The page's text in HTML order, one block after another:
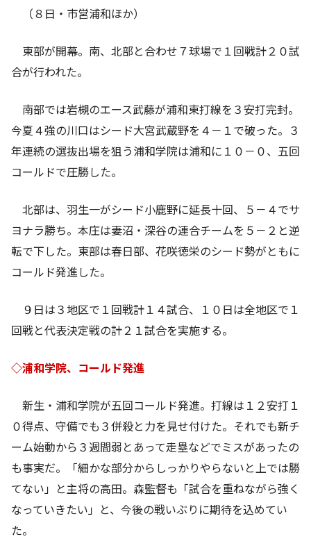
（８日・市営浦和ほか）
東部が開幕。南、北部と合わせ７球場で１回戦計２０試
合が行われた。
南部では岩槻のエース武藤が浦和東打線を３安打完封。
今夏４強の川口はシード大宮武蔵野を４－１で破った。３
年連続の選抜出場を狙う浦和学院は浦和に１０－０、五回
コールドで圧勝した。
北部は、羽生一がシード小鹿野に延長十回、５－４でサ
ヨナラ勝ち。本庄は妻沼・深谷の連合チームを５－２と逆
転で下した。東部は春日部、花咲徳栄のシード勢がともに
コールド発進した。
９日は３地区で１回戦計１４試合、１０日は全地区で１
回戦と代表決定戦の計２１試合を実施する。
◇浦和学院、コールド発進
新生・浦和学院が五回コールド発進。打線は１２安打１
０得点、守備でも３併殺と力を見せ付けた。それでも新チ
ーム始動から３週間弱とあって走塁などでミスがあったの
も事実だ。「細かな部分からしっかりやらないと上では勝
てない」と主将の高田。森監督も「試合を重ねながら強く
なっていきたい」と、今後の戦いぶりに期待を込めてい
た。